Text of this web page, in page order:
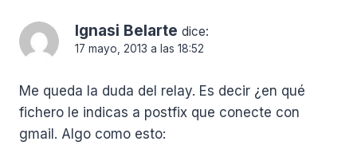
Ignasi Belarte dice:
17 mayo, 2013 a las 18:52
Me queda la duda del relay. Es decir ¿en qué
fichero le indicas a postfix que conecte con
gmail. Algo como esto: